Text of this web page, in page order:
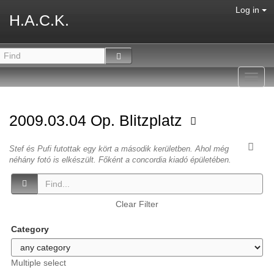
H.A.C.K.
Log in
2009.03.04 Op. Blitzplatz
Stef és Pufi futottak egy kört a második kerületben. Ahol még
néhány fotó is elkészült. Főként a concordia kiadó épületében.
Clear Filter
Category
Multiple select